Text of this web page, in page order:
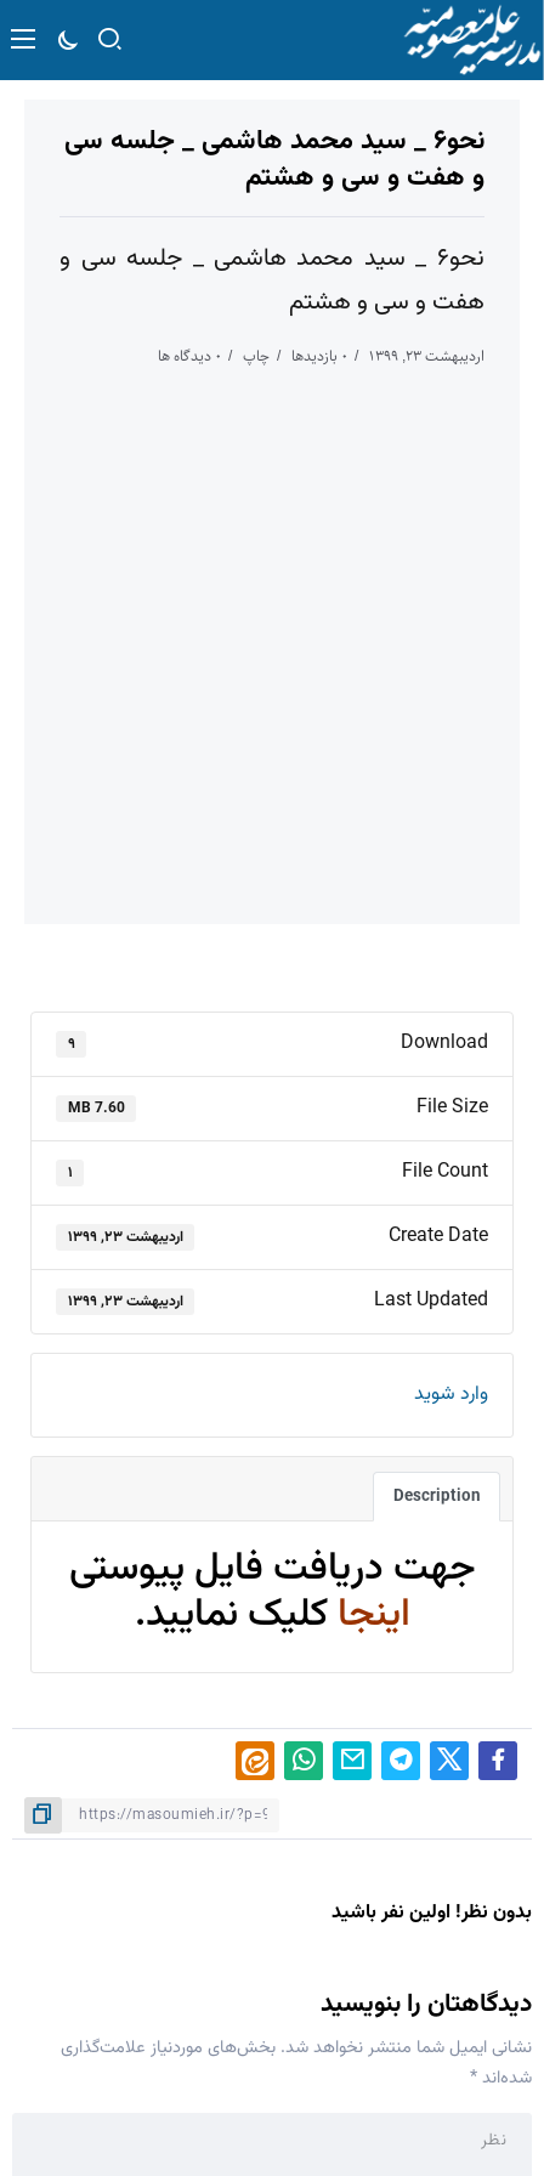
نحو۶ _ سید محمد هاشمی _ جلسه سی
و هفت و سی و هشتم
نحو۶ _ سید محمد هاشمی _ جلسه سی و
هفت و سی و هشتم
اردیبهشت ۲۳, ۱۳۹۹ ۰ بازدیدها چاپ ۰ دیدگاه ها
Download ۹
File Size
7.60 MB
File Count ۱
Create Date اردیبهشت ۲۳, ۱۳۹۹
Last Updated اردیبهشت ۲۳, ۱۳۹۹
وارد شوید
Description
جهت دریافت فایل پیوستی
اینجا کلیک نمایید.
بدون نظر! اولین نفر باشید
دیدگاهتان را بنویسید
نشانی ایمیل شما منتشر نخواهد شد. بخش‌های موردنیاز علامت‌گذاری
شده‌اند*